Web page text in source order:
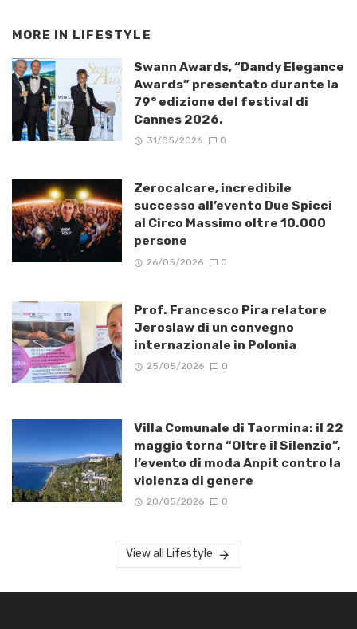
MORE IN LIFESTYLE
Swann Awards, “Dandy Elegance
Awards” presentato durante la
79° edizione del festival di
Cannes 2026.
31/05/2026 0
Zerocalcare, incredibile
successo all’evento Due Spicci
al Circo Massimo oltre 10.000
persone
26/05/2026 0
Prof. Francesco Pira relatore
Jeroslaw di un convegno
internazionale in Polonia
25/05/2026 0
Villa Comunale di Taormina: il 22
maggio torna “Oltre il Silenzio”,
l’evento di moda Anpit contro la
violenza di genere
20/05/2026 0
View all Lifestyle